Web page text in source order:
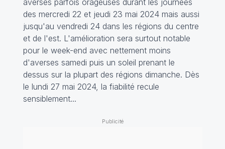
averses parfois orageuses durant les journées
des mercredi 22 et jeudi 23 mai 2024 mais aussi
jusqu'au vendredi 24 dans les régions du centre
et de l'est. L'amélioration sera surtout notable
pour le week-end avec nettement moins
d'averses samedi puis un soleil prenant le
dessus sur la plupart des régions dimanche. Dès
le lundi 27 mai 2024, la fiabilité recule
sensiblement...